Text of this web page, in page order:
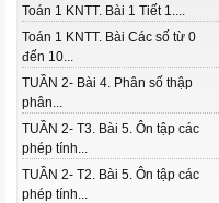
Toán 1 KNTT. Bài 1 Tiết 1....
Toán 1 KNTT. Bài Các số từ 0
đến 10...
TUẦN 2- Bài 4. Phân số thập
phân...
TUẦN 2- T3. Bài 5. Ôn tập các
phép tính...
TUẦN 2- T2. Bài 5. Ôn tập các
phép tính...